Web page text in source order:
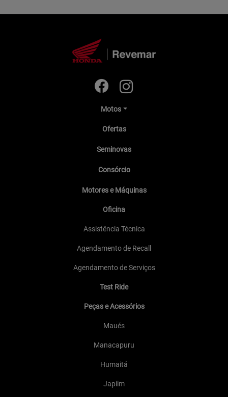
Motos
Ofertas
Seminovas
Consórcio
Motores e Máquinas
Oficina
Assistência Técnica
Agendamento de Recall
Agendamento de Serviços
Test Ride
Peças e Acessórios
Maués
Manacapuru
Humaitá
Japiim